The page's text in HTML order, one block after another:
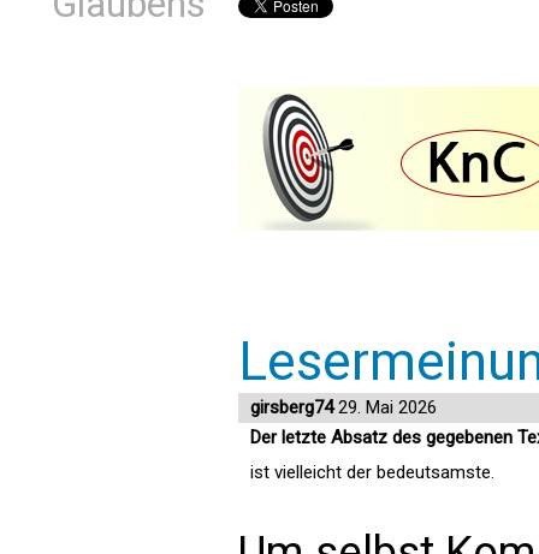
girsberg7429. Mai 2026
Der letzte Absatz des gegebenen
ist vielleicht der bedeutsamste.